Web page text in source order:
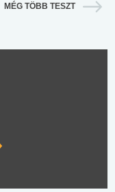
MÉG TÖBB TESZT